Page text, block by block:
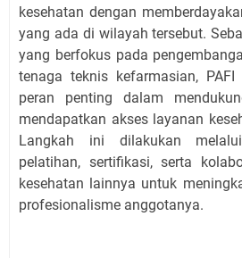
kesehatan dengan
yang ada di wilayah tersebut.
yang berfokus pada
tenaga teknis kefarmasian,
peran penting dalam
mendapatkan akses layanan
Langkah ini dilakukan
pelatihan, sertifikasi, serta
kesehatan lainnya untuk
profesionalisme anggotanya.